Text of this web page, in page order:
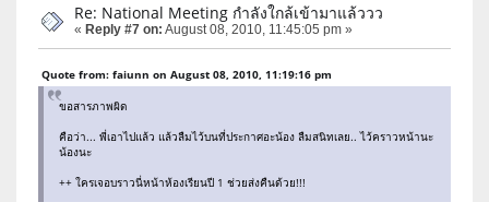
Re: National Meeting กำลังใกล้เข้ามาแล้ววว
« Reply #7 on: August 08, 2010, 11:45:05 pm »
Quote from: faiunn on August 08, 2010, 11:19:16 pm
ขอสารภาพผิด
คือว่า... พี่เอาไปแล้ว แล้วลืมไว้บนที่ประกาศอะน้อง ลืมสนิทเลย.. ไว้คราวหน้านะ
น้องนะ
++ ใครเจอบราวนี่หน้าห้องเรียนปี 1 ช่วยส่งคืนด้วย!!!